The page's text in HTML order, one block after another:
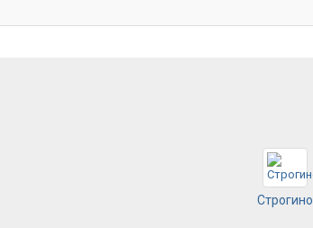
Строгино